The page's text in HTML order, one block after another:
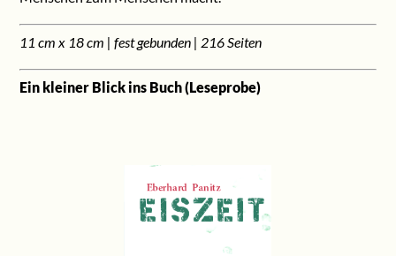
11 cm x 18 cm | fest gebunden | 216 Seiten
Ein kleiner Blick ins Buch (Leseprobe)